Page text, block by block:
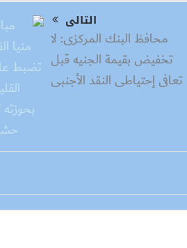
التالى
محافظ البنك المركزى: لا
تخفيض بقيمة الجنيه قبل
تعافى إحتياطى النقد الأجنبى